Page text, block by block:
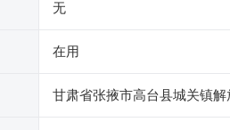
无
在用
甘肃省张掖市高台县城关镇